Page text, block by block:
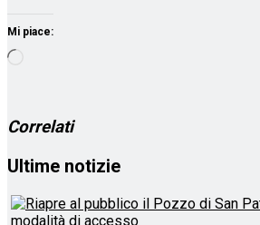
Mi piace:
Correlati
Ultime notizie